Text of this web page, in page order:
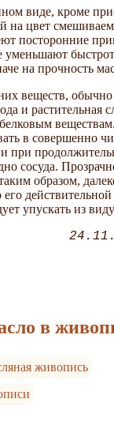
виде, кроме
на цвет
посторонние
уменьшают
на прочность
веществ,
и растительная
в совершенно
при
сосуда.
образом,
упускать из
в
живопись